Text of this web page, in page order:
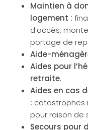
Maintien à
logement :
d’accès,
portage de
Aide-
Aides pour
retraite.
Aides en cas
: catastrophes
pour raison de
Secours pour